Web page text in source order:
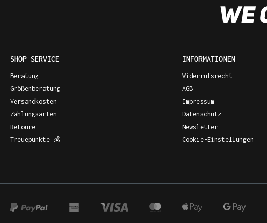
SHOP SERVICE
Beratung
Größenberatung
Versandkosten
Zahlungsarten
Retoure
Treuepunkte 💰
INFORMATIONEN
Widerrufsrecht
AGB
Impressum
Datenschutz
Newsletter
Cookie-Einstellungen